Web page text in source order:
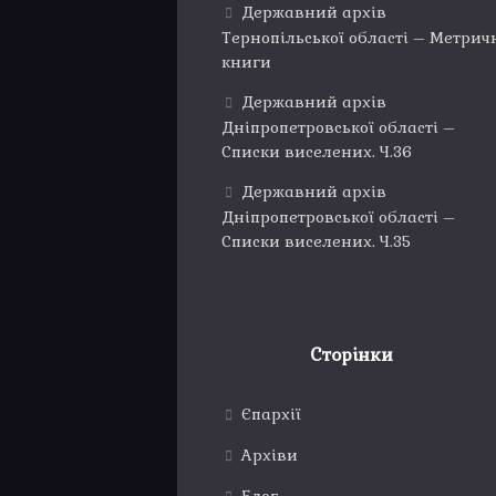
Державний архів
Тернопільської області –
книги
Державний архів
Дніпропетровської області –
Списки виселених. Ч.36
Державний архів
Дніпропетровської області –
Списки виселених. Ч.35
Сторінки
Єпархії
Архіви